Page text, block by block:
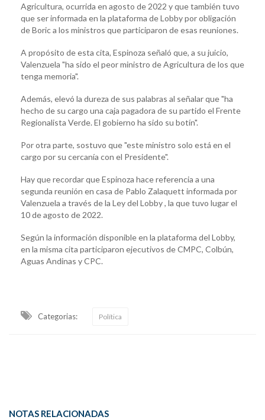
Agricultura, ocurrida en agosto de 2022 y que también tuvo
que ser informada en la plataforma de Lobby por obligación
de Boric a los ministros que participaron de esas reuniones.
A propósito de esta cita, Espinoza señaló que, a su juicio,
Valenzuela "ha sido el peor ministro de Agricultura de los que
tenga memoria".
Además, elevó la dureza de sus palabras al señalar que "ha
hecho de su cargo una caja pagadora de su partido el Frente
Regionalista Verde. El gobierno ha sido su botín".
Por otra parte, sostuvo que "este ministro solo está en el
cargo por su cercanía con el Presidente".
Hay que recordar que Espinoza hace referencia a una
segunda reunión en casa de Pablo Zalaquett informada por
Valenzuela a través de la Ley del Lobby , la que tuvo lugar el
10 de agosto de 2022.
Según la información disponible en la plataforma del Lobby,
en la misma cita participaron ejecutivos de CMPC, Colbún,
Aguas Andinas y CPC.
Categorias: Política
NOTAS RELACIONADAS